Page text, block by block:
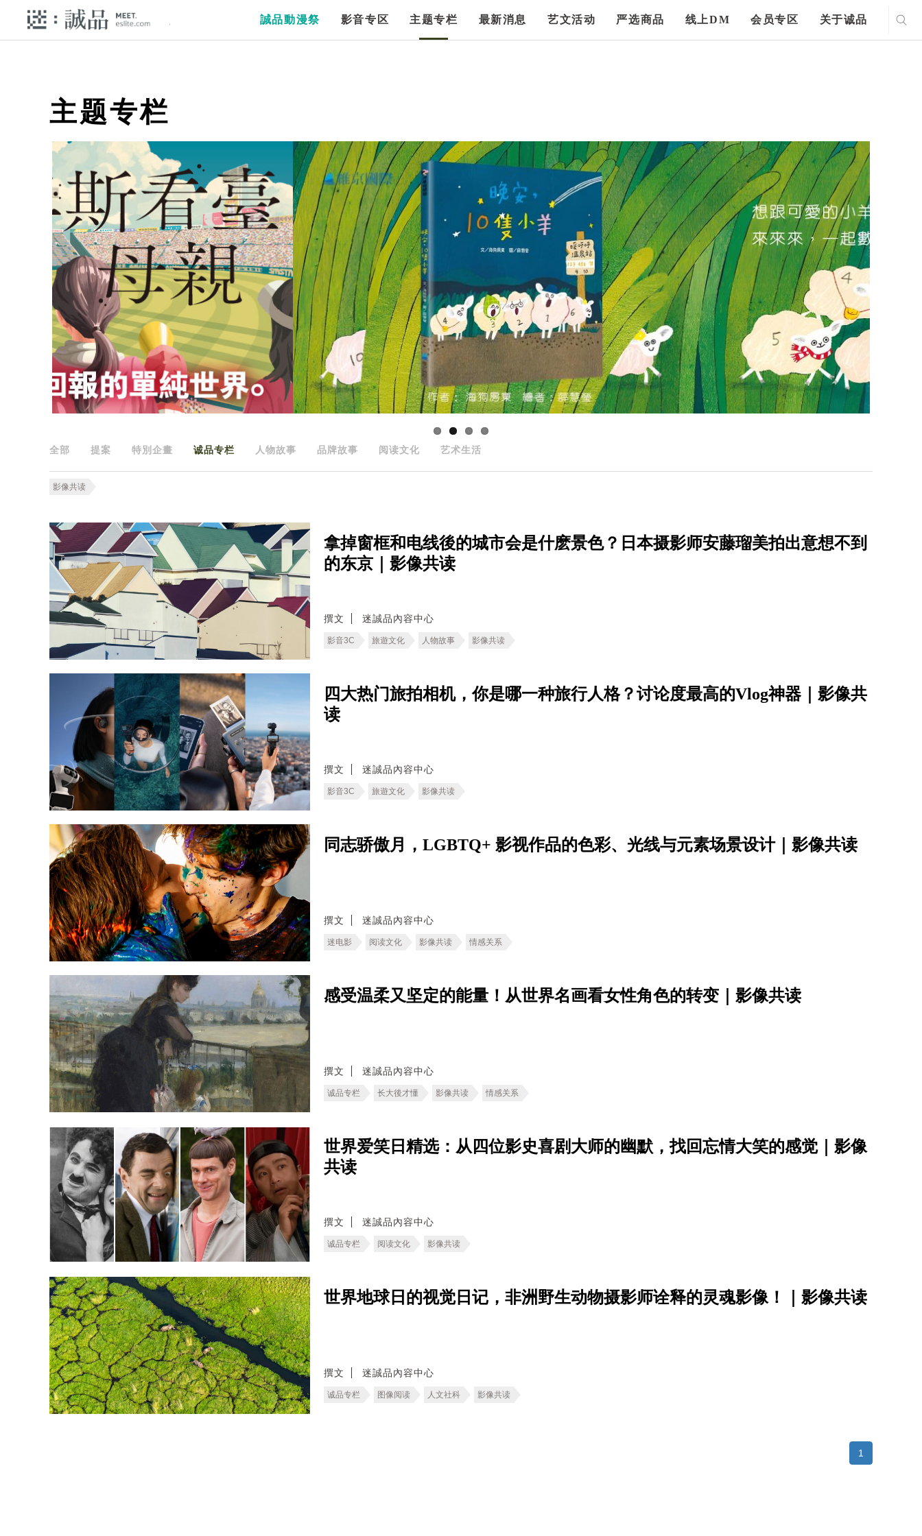
誠品動漫祭 影音专区 主题专栏 最新消息 艺文活动 严选商品 线上DM 会员专区 关于诚品
主题专栏
全部 提案 特別企畫 诚品专栏 人物故事 品牌故事 阅读文化 艺术生活
影像共读
拿掉窗框和电线後的城市会是什麽景色？日本摄影师安藤瑠美拍出意想不到
的东京｜影像共读
撰文 迷誠品內容中心
影音3C 旅遊文化 人物故事 影像共读
四大热门旅拍相机，你是哪一种旅行人格？讨论度最高的Vlog神器｜影像共
读
撰文 迷誠品內容中心
影音3C 旅遊文化 影像共读
同志骄傲月，LGBTQ+ 影视作品的色彩、光线与元素场景设计｜影像共读
撰文 迷誠品內容中心
迷电影 阅读文化 影像共读 情感关系
感受温柔又坚定的能量！从世界名画看女性角色的转变｜影像共读
撰文 迷誠品內容中心
诚品专栏 长大後才懂 影像共读 情感关系
世界爱笑日精选：从四位影史喜剧大师的幽默，找回忘情大笑的感觉｜影像
共读
撰文 迷誠品內容中心
诚品专栏 阅读文化 影像共读
世界地球日的视觉日记，非洲野生动物摄影师诠释的灵魂影像！｜影像共读
撰文 迷誠品內容中心
诚品专栏 图像阅读 人文社科 影像共读
1